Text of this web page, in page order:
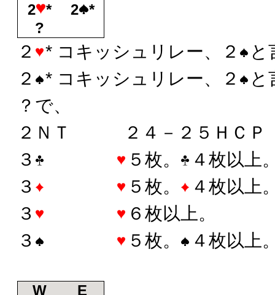
2
* 2
*
?
２ * コキッシュリレー、２
と
２
* コキッシュリレー、２
と
？で、
２ＮＴ ２４－２５ＨＣＰ
３
５枚。
４枚以上
３
５枚。
４枚以上
３
６枚以上。
３
５枚。 ４枚以上
W
E